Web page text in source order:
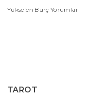
Yükselen Burç Yorumları
TAROT